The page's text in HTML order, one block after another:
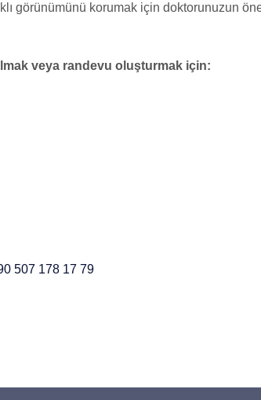
görünümünü korumak için doktorunuzun
veya randevu oluşturmak için:
507 178 17 79